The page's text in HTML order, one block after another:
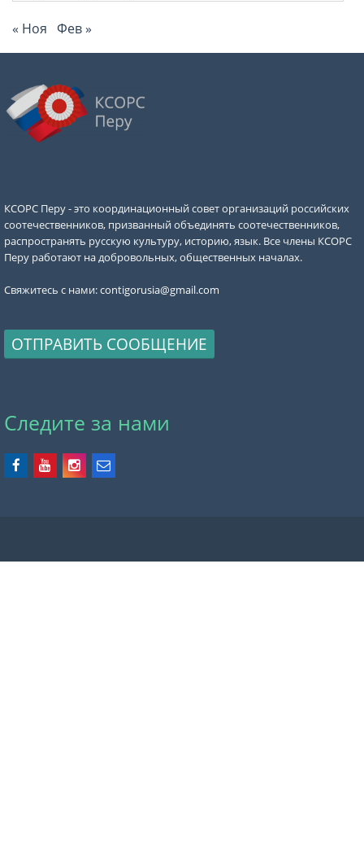
« Ноя Фев »
КСОРС Перу - это координационный совет организаций российских
соотечественников, призванный объединять соотечественников,
распространять русскую культуру, историю, язык. Все члены КСОРС
Перу работают на добровольных, общественных началах.
Свяжитесь с нами:contigorusia@gmail.com
ОТПРАВИТЬ СООБЩЕНИЕ
Следите за нами